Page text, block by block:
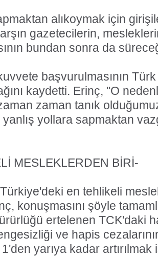
alıkoymak için
gazetecilerin,
bundan sonra da
başvurulmasının
kaydetti. Erinç, ''O
zaman tanık
yollara sapmaktan
MESLEKLERDEN BİRİ-
en tehlikeli
konuşmasını şöyle
ertelenen TCK'daki
ve hapis
yarıya kadar artırılmak